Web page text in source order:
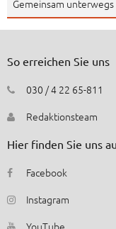
Gemeinsam unterwegs
So erreichen Sie uns
030 / 4 22 65-811
Redaktionsteam
Hier finden Sie uns
Facebook
Instagram
YouTube